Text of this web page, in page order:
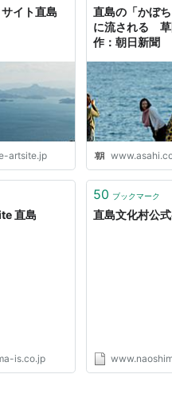
本村港
~shikoku/
イト直島
artsite.jp
直島の「かぼ
に流される 草
作：朝日新聞
直島
is.co.jp
50 ブックマーク
直島文化村公